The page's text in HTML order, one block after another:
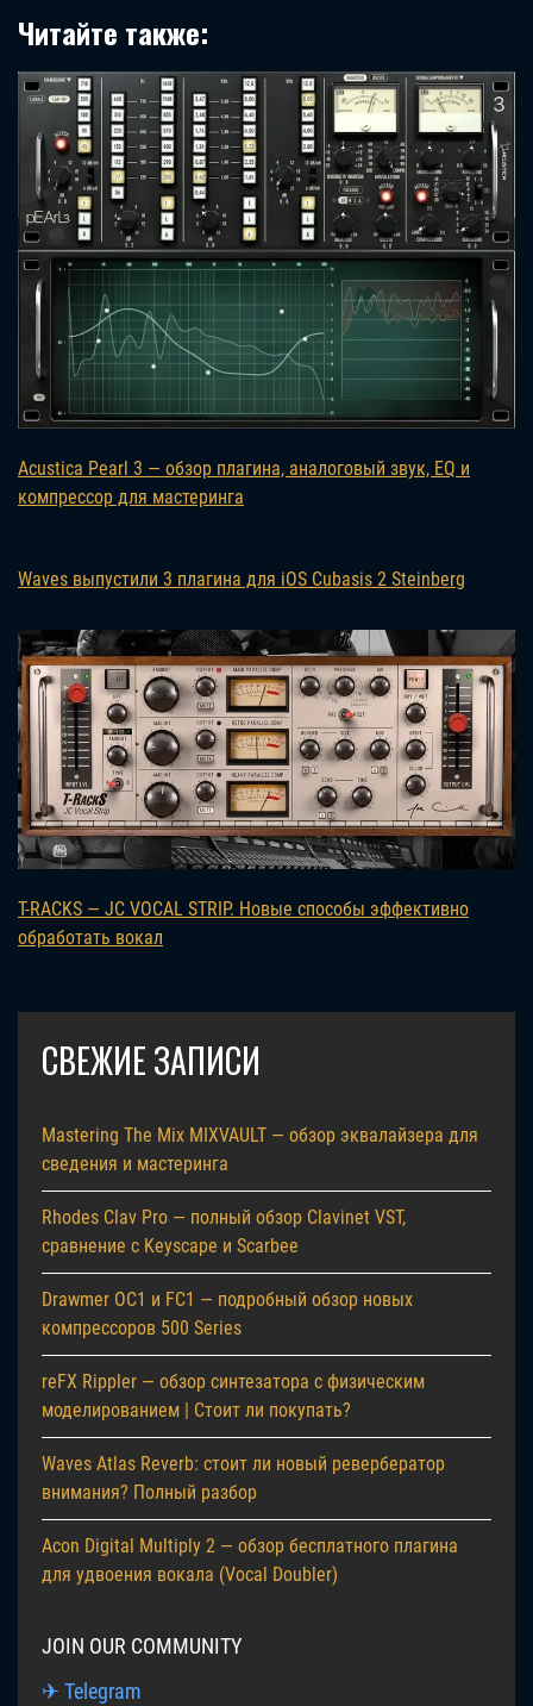
Читайте также:
Acustica Pearl 3 — обзор плагина, аналоговый звук, EQ и
компрессор для мастеринга
Waves выпустили 3 плагина для iOS Cubasis 2 Steinberg
T-RACKS — JC VOCAL STRIP. Новые способы эффективно
обработать вокал
СВЕЖИЕ ЗАПИСИ
Mastering The Mix MIXVAULT — обзор эквалайзера для
сведения и мастеринга
Rhodes Clav Pro — полный обзор Clavinet VST,
сравнение с Keyscape и Scarbee
Drawmer OC1 и FC1 — подробный обзор новых
компрессоров 500 Series
reFX Rippler — обзор синтезатора с физическим
моделированием | Стоит ли покупать?
Waves Atlas Reverb: стоит ли новый ревербератор
внимания? Полный разбор
Acon Digital Multiply 2 — обзор бесплатного плагина
для удвоения вокала (Vocal Doubler)
JOIN OUR COMMUNITY
✈ Telegram